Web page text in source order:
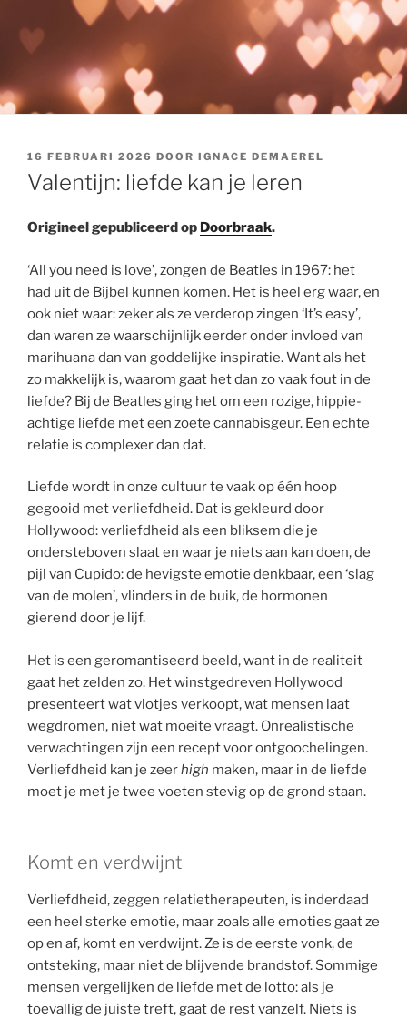
GEPLAATST
OP
16 FEBRUARI 2026 DOOR IGNACE DEMAEREL
Valentijn: liefde kan je leren
Origineel gepubliceerd op Doorbraak.
‘All you need is love’, zongen de Beatles in 1967: het
had uit de Bijbel kunnen komen. Het is heel erg waar, en
ook niet waar: zeker als ze verderop zingen ‘It’s easy’,
dan waren ze waarschijnlijk eerder onder invloed van
marihuana dan van goddelijke inspiratie. Want als het
zo makkelijk is, waarom gaat het dan zo vaak fout in de
liefde? Bij de Beatles ging het om een rozige, hippie-
achtige liefde met een zoete cannabisgeur. Een echte
relatie is complexer dan dat.
Liefde wordt in onze cultuur te vaak op één hoop
gegooid met verliefdheid. Dat is gekleurd door
Hollywood: verliefdheid als een bliksem die je
ondersteboven slaat en waar je niets aan kan doen, de
pijl van Cupido: de hevigste emotie denkbaar, een ‘slag
van de molen’, vlinders in de buik, de hormonen
gierend door je lijf.
Het is een geromantiseerd beeld, want in de realiteit
gaat het zelden zo. Het winstgedreven Hollywood
presenteert wat vlotjes verkoopt, wat mensen laat
wegdromen, niet wat moeite vraagt. Onrealistische
verwachtingen zijn een recept voor ontgoochelingen.
Verliefdheid kan je zeerhigh maken, maar in de liefde
moet je met je twee voeten stevig op de grond staan.
Komt en verdwijnt
Verliefdheid, zeggen relatietherapeuten, is inderdaad
een heel sterke emotie, maar zoals alle emoties gaat ze
op en af, komt en verdwijnt. Ze is de eerste vonk, de
ontsteking, maar niet de blijvende brandstof. Sommige
mensen vergelijken de liefde met de lotto: als je
toevallig de juiste treft, gaat de rest vanzelf. Niets is